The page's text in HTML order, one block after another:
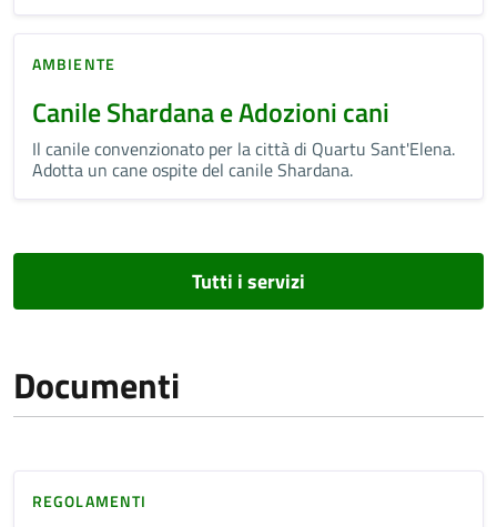
AMBIENTE
Canile Shardana e Adozioni cani
Il canile convenzionato per la città di Quartu Sant'Elena.
Adotta un cane ospite del canile Shardana.
Tutti i servizi
Documenti
REGOLAMENTI